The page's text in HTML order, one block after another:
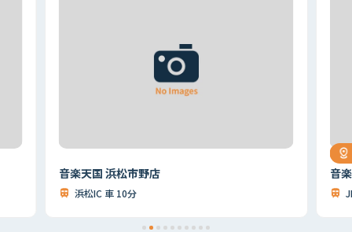
音楽天国 浜松市野店
浜松IC 車 10分
音